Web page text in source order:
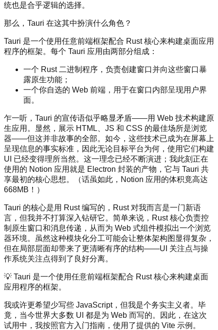
统也是合乎逻辑的选择。
那么，Tauri 在这其中扮演什么角色？
Tauri 是一个使用任意前端框架配合 Rust 核心来构建桌面应用
程序的框架。每个 Tauri 应用由两部分组成：
一个 Rust 二进制程序，负责创建窗口并向这些窗口暴
露原生功能；
一个你自选的 Web 前端，用于在窗口内部呈现用户界
面。
乍一听，Tauri 的宣传语似乎略显矛盾——用 Web 技术构建原
生应用。显然，展示 HTML、JS 和 CSS 的最佳场所是浏览
器——但这并非故事的全部。如今，这些技术已成为在屏幕上
呈现信息的事实标准，因此无论目标平台为何，使用它们构建
UI 已经变得理所当然。这一理念已经不断演进；我此刻正在
使用的 Notion 应用就是 Electron 封装的产物，它与 Tauri 共
享最初的核心思想。（话虽如此，Notion 应用的体积竟高达
668MB！）
Tauri 的核心是用 Rust 编写的，Rust 对我而言是一门新语
言，但我并不打算深入钻研它。简单来说，Rust 核心负责控
制原生窗口和消息传递，从而为 Web 式组件模拟出一个浏览
器环境。虽然这种模块化分工可能会让整体架构图显得复杂，
但在局部层面却带来了更清晰有序的结构——UI 关注点与操
作系统关注点得到了良好分离。
💡 Tauri 是一个使用任意前端框架配合 Rust 核心来构建桌面
应用程序的框架。
我或许更希望少写些 JavaScript，但我是个务实主义者。毕
竟，当今世界大多数 UI 都是为 Web 而写的。因此，在这次
试用中，我按照官方入门指南，使用了提供的 Vite 示例。